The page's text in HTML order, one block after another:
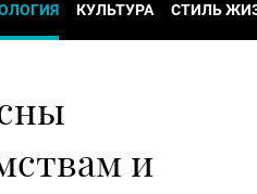
КУЛЬТУРА СТИЛЬ
и